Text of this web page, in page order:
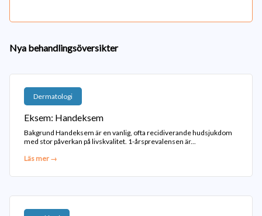
Nya behandlingsöversikter
Dermatologi
Eksem: Handeksem
Bakgrund Handeksem är en vanlig, ofta recidiverande hudsjukdom
med stor påverkan på livskvalitet. 1-årsprevalensen är...
Läs mer →